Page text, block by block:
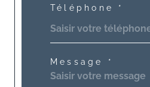
Téléphone *
Message *